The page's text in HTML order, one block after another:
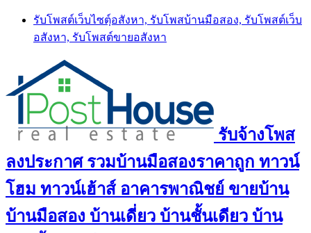
Skip
content
รับโพสต์เว็บไซตฺ์อสังหา, รับโพสบ้านมือสอง, รับโพสต์เว็บ
อสังหา, รับโพสต์ขายอสังหา
รับจ้างโพส
ลงประกาศ รวมบ้านมือสองราคาถูก ทาวน์
โฮม ทาวน์เฮ้าส์ อาคารพาณิชย์ ขายบ้าน
บ้านมือสอง บ้านเดี่ยว บ้านชั้นเดียว บ้าน